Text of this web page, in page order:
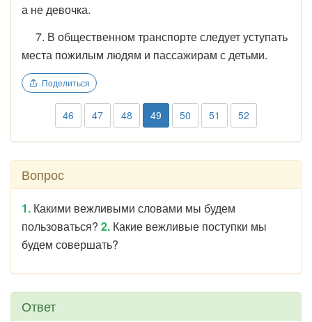
а не девочка.
7. В общественном транспорте следует уступать
места пожилым людям и пассажирам с детьми.
Поделиться
46 47 48 49 50 51 52
Вопрос
1. Какими вежливыми словами мы будем
пользоваться? 2. Какие вежливые поступки мы
будем совершать?
Ответ